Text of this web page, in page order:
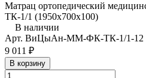
Матрац ортопедический
ТК-1/1 (1950x700x100)
В наличии
Арт. ВиЦыАн-ММ-ФК-ТК-1/1-12
9 011 ₽
В корзину